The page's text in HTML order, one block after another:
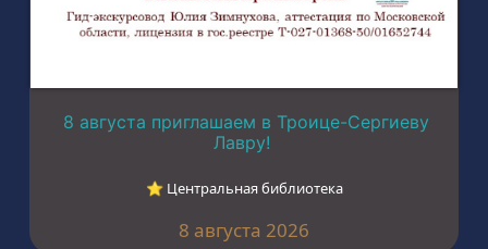
8 августа приглашаем в Троице-Сергиеву
Лавру!
⭐︎ Центральная библиотека
8 августа 2026